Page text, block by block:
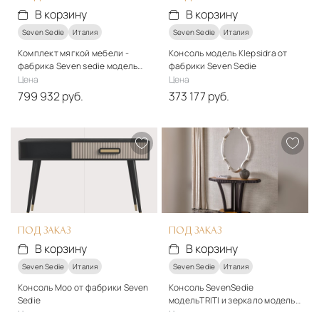
В корзину
Seven Sedie Италия
Комплект мягкой мебели -
фабрика Seven sedie модель
Butterfly
Цена
799 932 руб.
классический
Дерево, ткань
Подробнее
В корзину
В корзину
Seven Sedie Италия
Консоль модель Klepsidra от
фабрики Seven Sedie
Цена
373 177 руб.
арт-деко
Материалы
Дерево, металл
Подробнее
В корзину
ПОД ЗАКАЗ
В корзину
Seven Sedie Италия
Консоль Moo от фабрики Seven
Sedie
ПОД ЗАКАЗ
В корзину
Seven Sedie Италия
Консоль SevenSedie
модельTRITI и зеркало модель